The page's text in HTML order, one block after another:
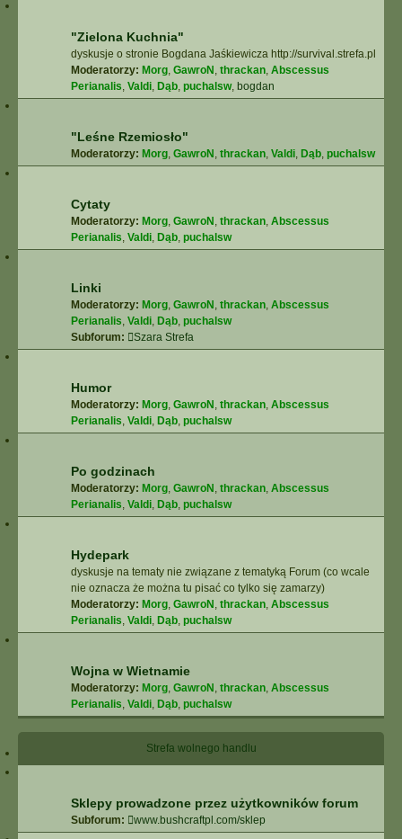
"Zielona Kuchnia"
dyskusje o stronie Bogdana Jaśkiewicza http://survival.strefa.pl
Moderatorzy: Morg, GawroN , thrackan, Abscessus
Perianalis, Valdi, Dąb, puchalsw, bogdan
"Leśne Rzemiosło"
Moderatorzy: Morg, GawroN , thrackan, Valdi, Dąb, puchalsw
Cytaty
Moderatorzy: Morg, GawroN , thrackan, Abscessus
Perianalis, Valdi, Dąb, puchalsw
Linki
Moderatorzy: Morg, GawroN , thrackan, Abscessus
Perianalis, Valdi, Dąb, puchalsw
Subforum:
Szara Strefa
Humor
Moderatorzy: Morg, GawroN , thrackan, Abscessus
Perianalis, Valdi, Dąb, puchalsw
Po godzinach
Moderatorzy: Morg, GawroN , thrackan, Abscessus
Perianalis, Valdi, Dąb, puchalsw
Hydepark
dyskusje na tematy nie związane z tematyką Forum (co wcale
nie oznacza że można tu pisać co tylko się zamarzy)
Moderatorzy: Morg, GawroN , thrackan, Abscessus
Perianalis, Valdi, Dąb, puchalsw
Wojna w Wietnamie
Moderatorzy: Morg, GawroN , thrackan, Abscessus
Perianalis, Valdi, Dąb, puchalsw
Strefa wolnego handlu
Sklepy prowadzone przez użytkowników forum
Subforum: www.bushcraftpl.com/sklep